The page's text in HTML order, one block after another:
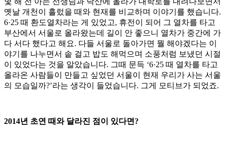
옛날 개천이 흘렀을 때와 현재를 비교하며 이야기를 했습니다.
6·25 때 환도열차라는 게 있었고, 휴전이 되어 그 열차를 타고
부산에서 서울로 올라왔는데 길이 안 좋으니 열차가 중간에 가
다 서다 했다고 해요. 다들 서울로 돌아가면 뭘 해야겠다는 이
야기를 나누면서 솥 걸고 밥도 해먹으며 소풍처럼 보냈던 시절
이 있었다는 것을 알았습니다. 그때 문득 ‘6·25 때 열차를 타고
올라온 사람들이 만들고 싶었던 서울이 현재 우리가 사는 서울
의 모습일까?’라는 생각이 들었습니다. 그게 모티브가 되었죠.
2014년 초연 때와 달라진 점이 있다면?